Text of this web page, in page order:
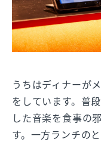
うちはディナーが
をしています。普
した音楽を食事の
す。一方ランチの